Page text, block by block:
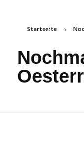
freizeichen.online
Startseite »